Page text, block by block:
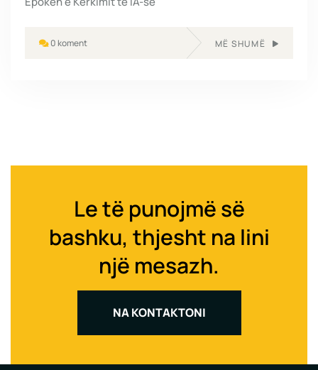
0 koment MË SHUMË
Le të punojmë së
bashku, thjesht na lini
një mesazh.
NA KONTAKTONI